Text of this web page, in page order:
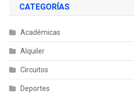
CATEGORÍAS
Académicas
Alquiler
Circuitos
Deportes